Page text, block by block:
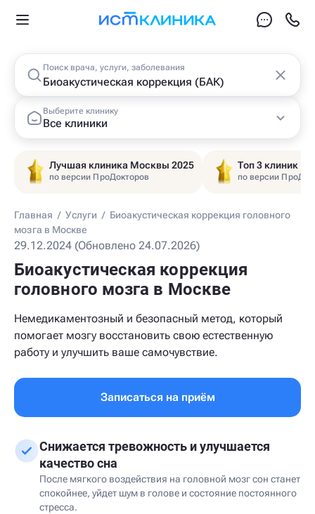
Поиск врача, услуги, заболевания
Выберите клинику
Все клиники
Лучшая клиника Москвы 2025
по версии ПроДокторов
Топ 3 клиник
по версии
Главная / Услуги / Биоакустическая коррекция головного
мозга в Москве
29.12.2024 (Обновлено 24.07.2026)
Биоакустическая коррекция
головного мозга в Москве
Немедикаментозный и безопасный метод, который
помогает мозгу восстановить свою естественную
работу и улучшить ваше самочувствие.
Записаться на приём
Снижается тревожность и улучшается
качество сна
После мягкого воздействия на головной мозг сон станет
спокойнее, уйдет шум в голове и состояние постоянного
стресса.